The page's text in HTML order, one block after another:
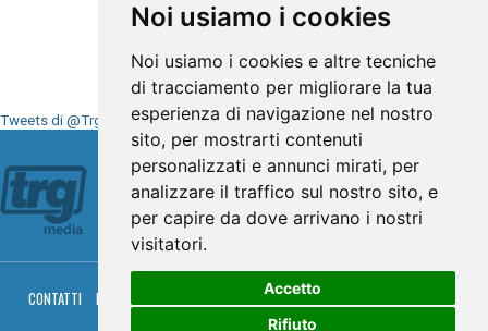
Noi usiamo i cookies
Noi usiamo i cookies e altre tecniche
di tracciamento per migliorare la tua
esperienza di navigazione nel nostro
sito, per mostrarti contenuti
personalizzati e annunci mirati, per
analizzare il traffico sul nostro sito, e
per capire da dove arrivano i nostri
visitatori.
Accetto
Rifiuto
Tweets di @TrgMedia
Seguici su
CONTATTI PRIVACY PALINSESTO DIRETTA TV
RGM HITRADIO